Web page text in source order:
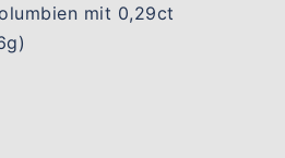
mit 0,29ct